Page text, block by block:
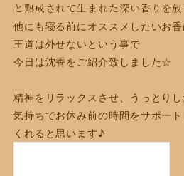
と熟成されて生まれた深い香りを
他にも寝る前にオススメしたいお
王道は外せないという事で
今日は沈香をご紹介致しました☆
精神をリラックスさせ、うっとりし
気持ちでお休み前の時間をサポート
くれると思います♪